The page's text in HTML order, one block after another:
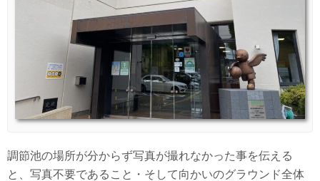
調節池の場所が分からず写真が撮れなかった事を伝える
と、写真不要であること・そして向かいのグラウンド全体